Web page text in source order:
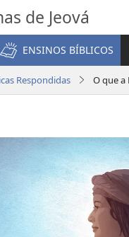
de Jeová
ENSINOS BÍBLICOS
Respondidas O que a